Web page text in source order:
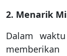
2. Menarik
Dalam